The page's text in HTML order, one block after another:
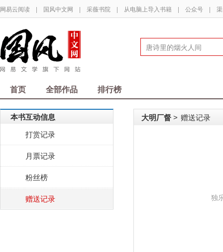
网易云阅读 | 国风中文网 | 采薇书院 | 从电脑上导入书籍 | 公众号 |
首页 全部作品 排行榜
本书互动信息
打赏记录
月票记录
粉丝榜
赠送记录
大明厂督 > 赠送记录
独